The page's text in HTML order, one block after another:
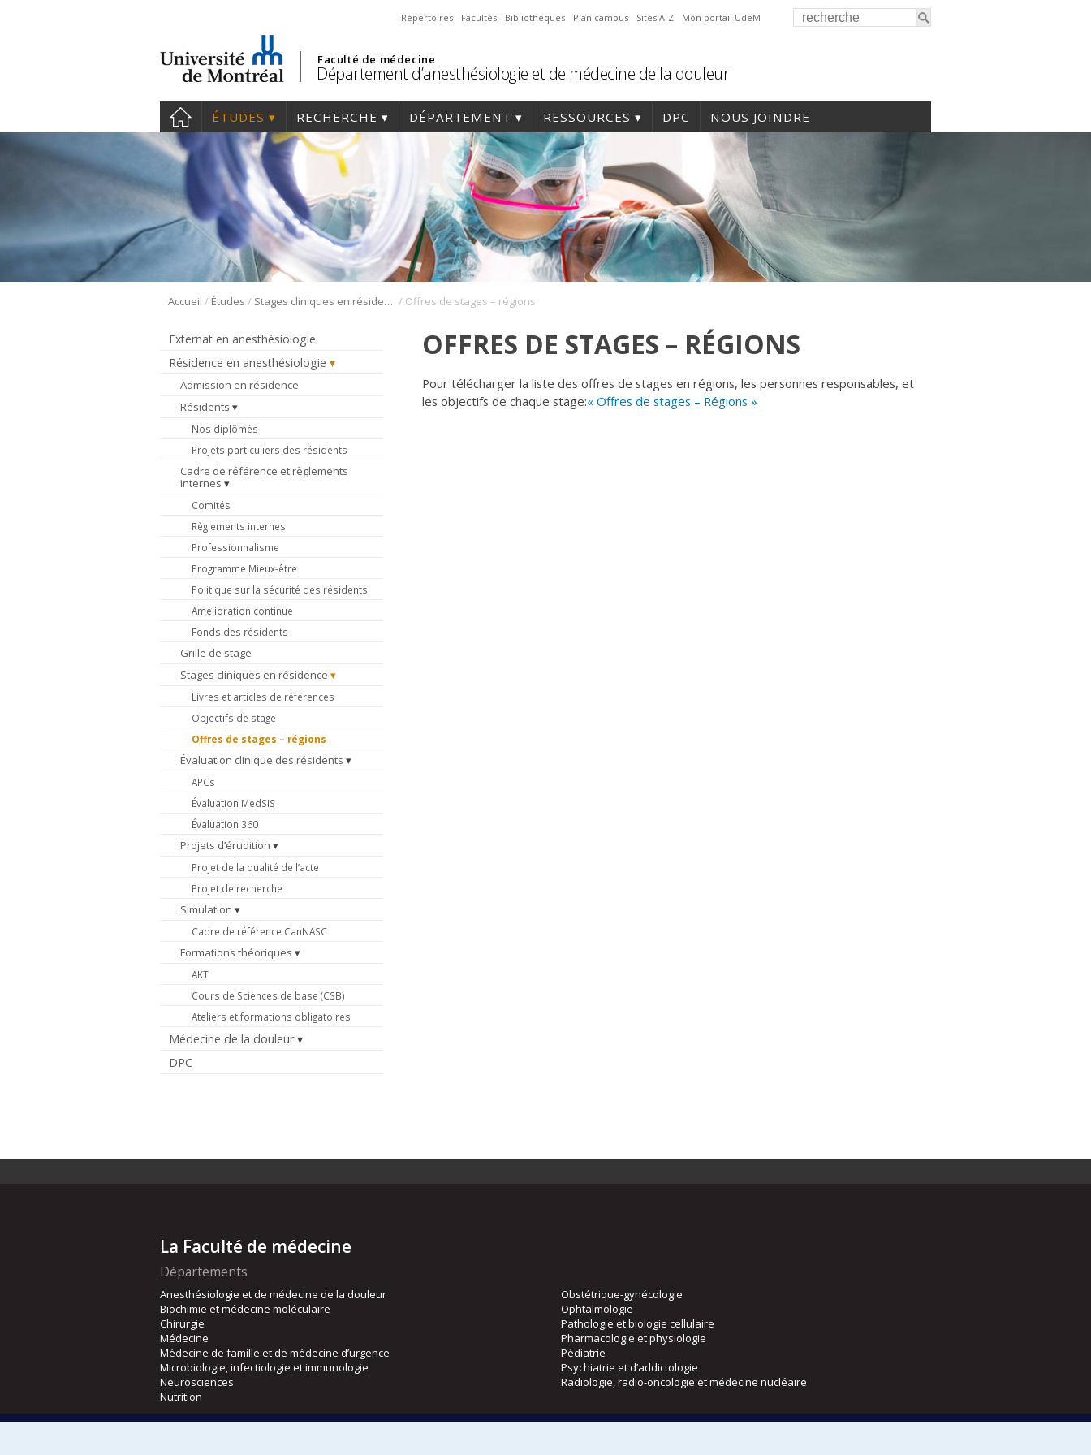
Répertoires Facultés Bibliothèques Plan campus Sites A-Z Mon portail UdeM
Faculté de médecine
Département d’anesthésiologie et de médecine de la douleur
ÉTUDES RECHERCHE DÉPARTEMENT RESSOURCES DPC NOUS JOINDRE
Accueil / Études / Stages cliniques en résidence / Offres de stages – régions
Externat en anesthésiologie
Résidence en anesthésiologie
Admission en résidence
Résidents
Nos diplômés
Projets particuliers des résidents
Cadre de référence et règlements
internes
Comités
Règlements internes
Professionnalisme
Programme Mieux-être
Politique sur la sécurité des résidents
Amélioration continue
Fonds des résidents
Grille de stage
Stages cliniques en résidence
Livres et articles de références
Objectifs de stage
Offres de stages – régions
Évaluation clinique des résidents
APCs
Évaluation MedSIS
Évaluation 360
Projets d’érudition
Projet de la qualité de l’acte
Projet de recherche
Simulation
Cadre de référence CanNASC
Formations théoriques
AKT
Cours de Sciences de base (CSB)
Ateliers et formations obligatoires
Médecine de la douleur
DPC
OFFRES DE STAGES – RÉGIONS
Pour télécharger la liste des offres de stages en régions, les personnes responsables, et
les objectifs de chaque stage:« Offres de stages – Régions »
La Faculté de médecine
Départements
Anesthésiologie et de médecine de la douleur
Biochimie et médecine moléculaire
Chirurgie
Médecine
Médecine de famille et de médecine d’urgence
Microbiologie, infectiologie et immunologie
Neurosciences
Nutrition
Obstétrique-gynécologie
Ophtalmologie
Pathologie et biologie cellulaire
Pharmacologie et physiologie
Pédiatrie
Psychiatrie et d’addictologie
Radiologie, radio-oncologie et médecine nucléaire